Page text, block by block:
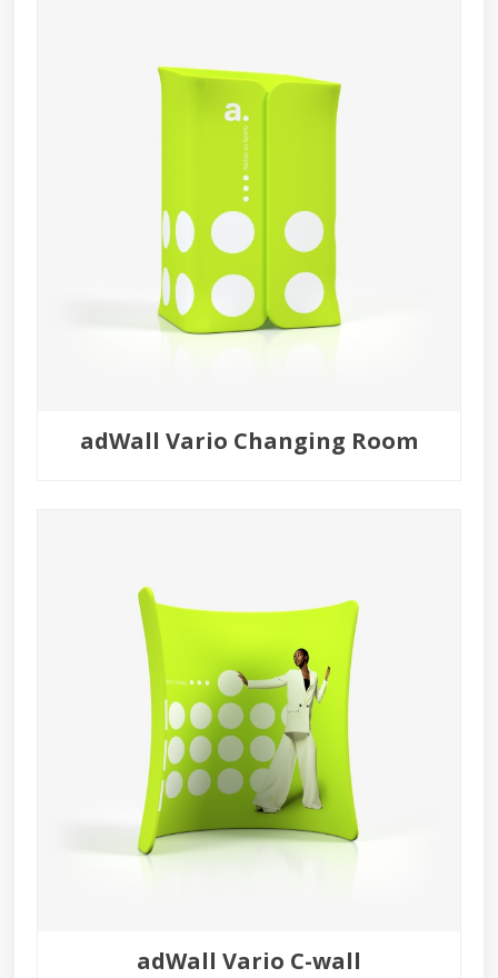
adWall Vario Changing Room
adWall Vario C-wall